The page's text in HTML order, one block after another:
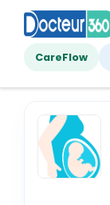
CareFlow